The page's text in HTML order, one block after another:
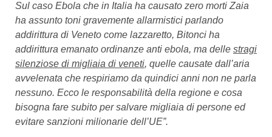
Sul caso Ebola che in Italia ha causato zero morti Zaia
ha assunto toni gravemente allarmistici parlando
addirittura di Veneto come lazzaretto, Bitonci ha
addirittura emanato ordinanze anti ebola, ma delle stragi
silenziose di migliaia di veneti, quelle causate dall’aria
avvelenata che respiriamo da quindici anni non ne parla
nessuno. Ecco le responsabilità della regione e cosa
bisogna fare subito per salvare migliaia di persone ed
evitare sanzioni milionarie dell’UE”.